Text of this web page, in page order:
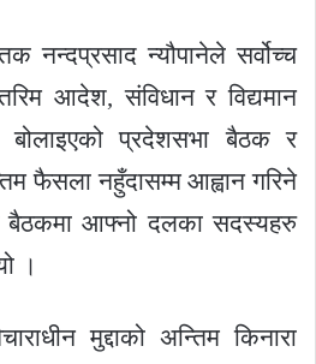
नन्दप्रसाद न्यौपानेले सर्वोच्च
आदेश, संविधान र विद्यमान
बोलाइएको प्रदेशसभा बैठक र
फैसला नहुँदासम्म आह्वान गरिने
बैठकमा आफ्नो दलका सदस्यहरु
।
मुद्दाको अन्तिम किनारा